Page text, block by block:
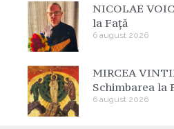
NICOLAE
la Față
6 august 2026
MIRCEA
Schimbarea la
6 august 2026